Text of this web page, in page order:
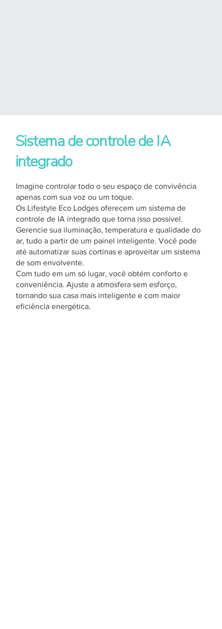
Sistema de controle de IA
integrado
Imagine controlar todo o seu espaço de convivência
apenas com sua voz ou um toque.
Os Lifestyle Eco Lodges oferecem um sistema de
controle de IA integrado que torna isso possível.
Gerencie sua iluminação, temperatura e qualidade do
ar, tudo a partir de um painel inteligente. Você pode
até automatizar suas cortinas e aproveitar um sistema
de som envolvente.
Com tudo em um só lugar, você obtém conforto e
conveniência. Ajuste a atmosfera sem esforço,
tornando sua casa mais inteligente e com maior
eficiência energética.